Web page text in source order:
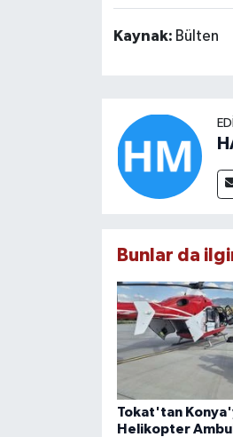
Kaynak: Bülten
Bunlar da
Tokat'tan
Helikopter